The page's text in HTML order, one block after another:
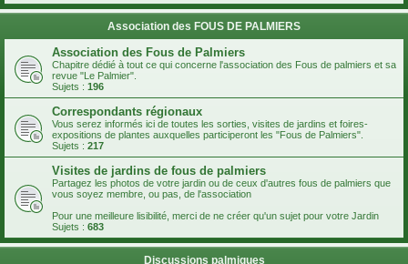
r
Association des FOUS DE PALMIERS
Association des Fous de Palmiers
Chapitre dédié à tout ce qui concerne l'association des Fous de palmiers et sa
revue "Le Palmier".
Sujets : 196
Correspondants régionaux
Vous serez informés ici de toutes les sorties, visites de jardins et foires-
expositions de plantes auxquelles participeront les "Fous de Palmiers".
Sujets : 217
Visites de jardins de fous de palmiers
Partagez les photos de votre jardin ou de ceux d'autres fous de palmiers que
vous soyez membre, ou pas, de l'association
Pour une meilleure lisibilité, merci de ne créer qu'un sujet pour votre Jardin
Sujets : 683
Discussions palmiques